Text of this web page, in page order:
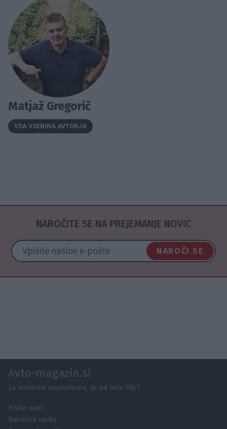
Matjaž Gregorič
VSA VSEBINA AVTORJA
NAROČITE SE NA PREJEMANJE NOVIC
NAROČI SE
Avto-magazin.si
Za motorne navdušence, že od leta 1967.
Pišite nam
Naročite revijo